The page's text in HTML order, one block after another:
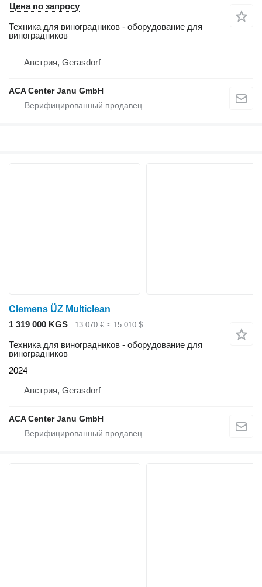
Цена по запросу
Техника для виноградников - оборудование для
виноградников
Австрия, Gerasdorf
ACA Center Janu GmbH
Clemens ÜZ Multiclean
1 319 000 KGS
13 070 € ≈ 15 010 $
Техника для виноградников - оборудование для
виноградников
2024
Австрия, Gerasdorf
ACA Center Janu GmbH